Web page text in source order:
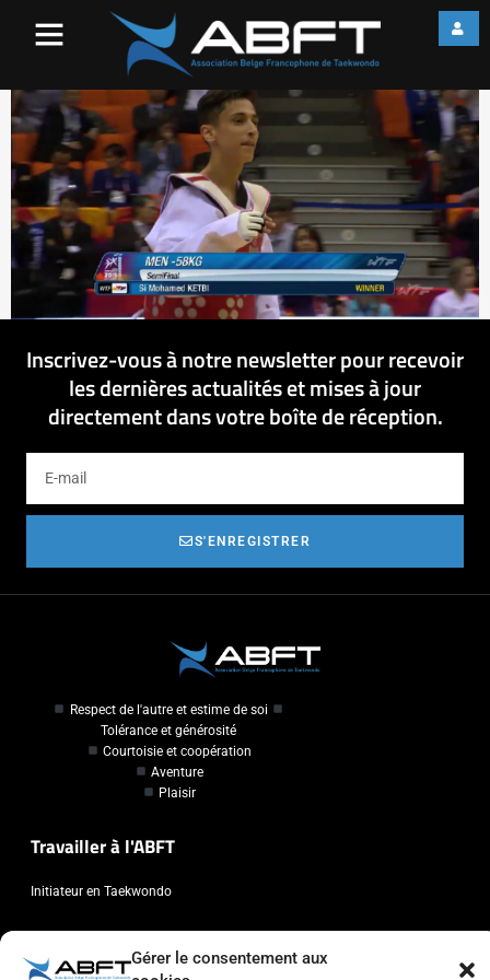
Gérer le consentement aux
17h09m00s811
Inscrivez-vous à notre newsletter pour recevoir
les dernières actualités et mises à jour
directement dans votre boîte de réception.
S'ENREGISTRER
Respect de l'autre et estime de soi
Tolérance et générosité
Courtoisie et coopération
Aventure
Plaisir
Travailler à l'ABFT
Initiateur en Taekwondo